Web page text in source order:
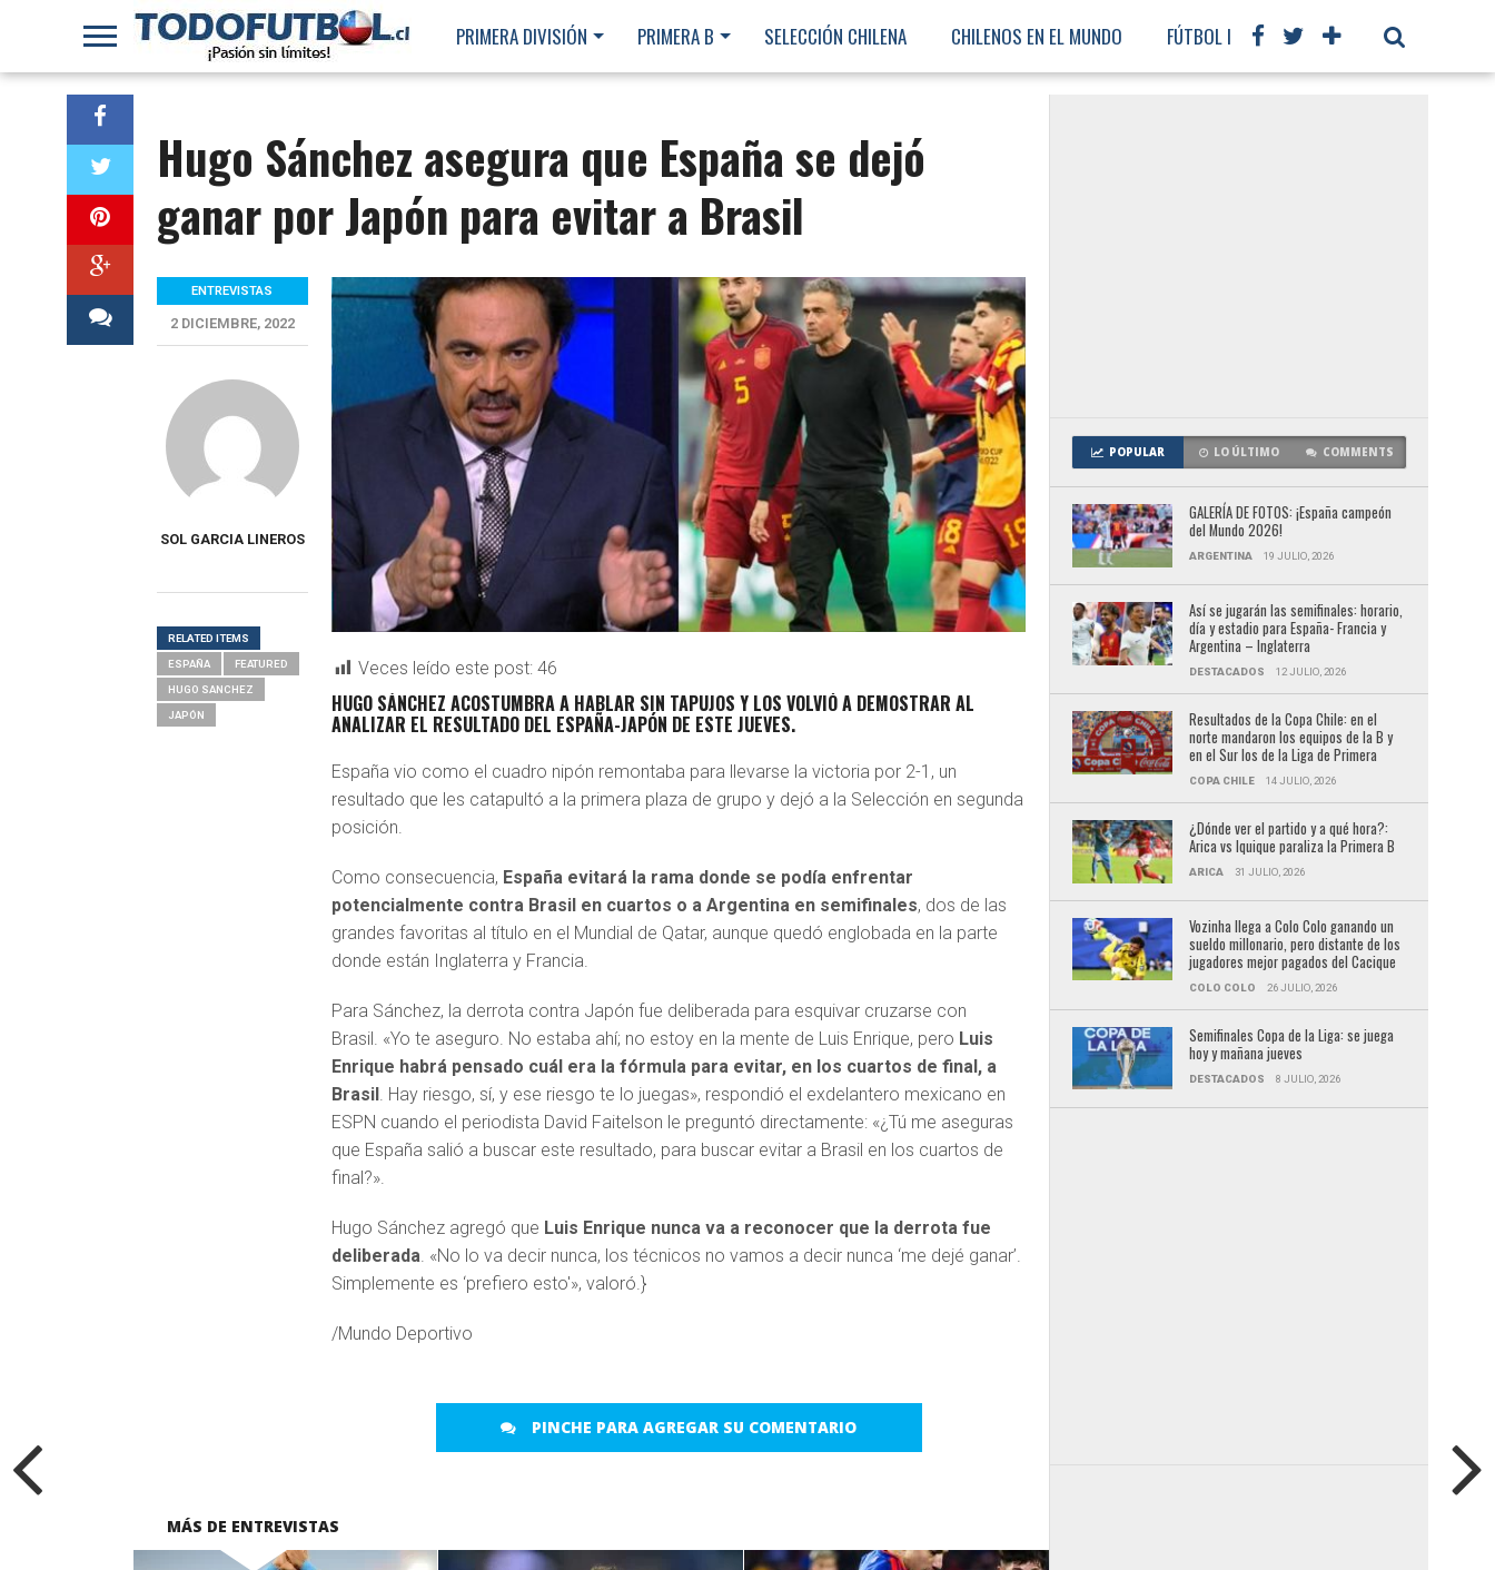
PRIMERA DIVISIÓN PRIMERA B SELECCIÓN CHILENA CHILENOS EN EL MUNDO FÚTBOL INTERNACIONAL
Hugo Sánchez asegura que España se dejó
ganar por Japón para evitar a Brasil
Veces leído este post: 46
HUGO SÁNCHEZACOSTUMBRA A HABLAR SIN TAPUJOS Y LOS VOLVIÓ A DEMOSTRAR AL
ANALIZAR EL RESULTADO DEL ESPAÑA-JAPÓN DE ESTE JUEVES.
España vio como el cuadro nipón remontaba para llevarse la victoria por 2-1, un
resultado que les catapultó a la primera plaza de grupo y dejó a la Selección en segunda
posición.
Como consecuencia, España evitará la rama donde se podía enfrentar
potencialmente contra Brasil en cuartos o a Argentina en semifinales, dos de las
grandes favoritas al título en el Mundial de Qatar, aunque quedó englobada en la parte
donde están Inglaterra y Francia.
Para Sánchez, la derrota contra Japón fue deliberada para esquivar cruzarse con
Brasil. «Yo te aseguro. No estaba ahí; no estoy en la mente de Luis Enrique, pero Luis
Enrique habrá pensado cuál era la fórmula para evitar, en los cuartos de final, a
Brasil . Hay riesgo, sí, y ese riesgo te lo juegas», respondió el exdelantero mexicano en
ESPN cuando el periodista David Faitelson le preguntó directamente: «¿Tú me aseguras
que España salió a buscar este resultado, para buscar evitar a Brasil en los cuartos de
final?».
Hugo Sánchez agregó que Luis Enrique nunca va a reconocer que la derrota fue
deliberada. «No lo va decir nunca, los técnicos no vamos a decir nunca ‘me dejé ganar’.
Simplemente es ‘prefiero esto'», valoró.}
/Mundo Deportivo
PINCHE PARA AGREGAR SU COMENTARIO
ENTREVISTAS
2 DICIEMBRE, 2022
SOL GARCIA LINEROS
RELATED ITEMS
ESPAÑA FEATURED
HUGO SANCHEZ
JAPÓN
MÁS DE ENTREVISTAS
POPULAR LO ÚLTIMO COMMENTS
GALERÍA DE FOTOS: ¡España campeón
del Mundo 2026!
ARGENTINA 19 JULIO, 2026
Así se jugarán las semifinales: horario,
día y estadio para España- Francia y
Argentina – Inglaterra
DESTACADOS 12 JULIO, 2026
Resultados de la Copa Chile: en el
norte mandaron los equipos de la B y
en el Sur los de la Liga de Primera
COPA CHILE 14 JULIO, 2026
¿Dónde ver el partido y a qué hora?:
Arica vs Iquique paraliza la Primera B
ARICA 31 JULIO, 2026
Vozinha llega a Colo Colo ganando un
sueldo millonario, pero distante de los
jugadores mejor pagados del Cacique
COLO COLO 26 JULIO, 2026
Semifinales Copa de la Liga: se juega
hoy y mañana jueves
DESTACADOS 8 JULIO, 2026